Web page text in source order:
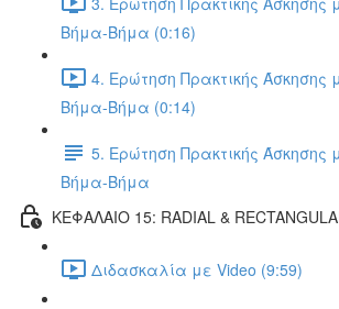
Βήμα-Βήμα (0:16)
4. Ερώτηση Πρακτικής Άσκησης
Βήμα-Βήμα (0:14)
5. Ερώτηση Πρακτικής Άσκησης
Βήμα-Βήμα
ΚΕΦΑΛΑΙΟ 15: RADIAL &
Διδασκαλία με Video (9:59)